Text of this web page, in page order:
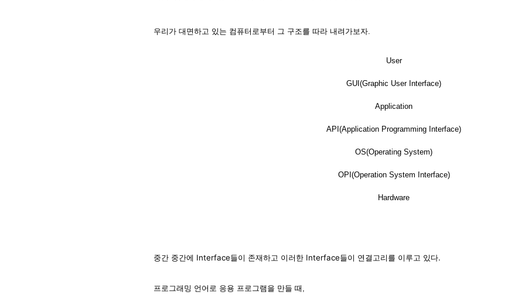
우리가 대면하고 있는 컴퓨터로부터 그 구조를 따라 내려가보자.
User
GUI(Graphic User Interface)
Application
API(Application Programming Interface)
OS(Operating System)
OPI(Operation System Interface)
Hardware
중간 중간에 Interface들이 존재하고 이러한 Interface들이 연결고리를 이루고 있다.
프로그래밍 언어로 응용 프로그램을 만들 때,